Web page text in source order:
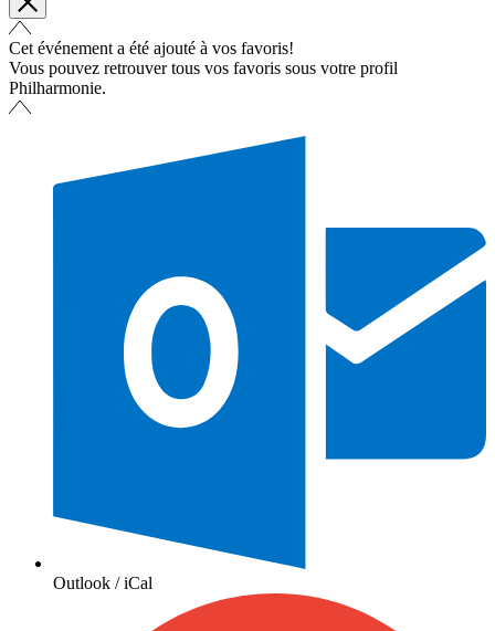
Cet événement a été ajouté à vos favoris!
Vous pouvez retrouver tous vos favoris sous votre profil
Philharmonie.
Outlook / iCal